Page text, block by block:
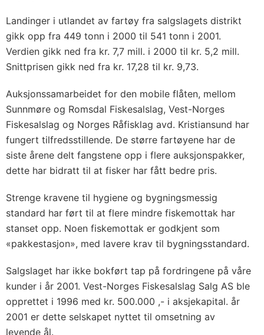
Landinger i utlandet av fartøy fra salgslagets distrikt
gikk opp fra 449 tonn i 2000 til 541 tonn i 2001.
Verdien gikk ned fra kr. 7,7 mill. i 2000 til kr. 5,2 mill.
Snittprisen gikk ned fra kr. 17,28 til kr. 9,73.
Auksjonssamarbeidet for den mobile flåten, mellom
Sunnmøre og Romsdal Fiskesalslag, Vest-Norges
Fiskesalslag og Norges Råfisklag avd. Kristiansund har
fungert tilfredsstillende. De større fartøyene har de
siste årene delt fangstene opp i flere auksjonspakker,
dette har bidratt til at fisker har fått bedre pris.
Strenge kravene til hygiene og bygningsmessig
standard har ført til at flere mindre fiskemottak har
stanset opp. Noen fiskemottak er godkjent som
«pakkestasjon», med lavere krav til bygningsstandard.
Salgslaget har ikke bokført tap på fordringene på våre
kunder i år 2001. Vest-Norges Fiskesalslag Salg AS ble
opprettet i 1996 med kr. 500.000 ,- i aksjekapital. år
2001 er dette selskapet nyttet til omsetning av
levende ål.